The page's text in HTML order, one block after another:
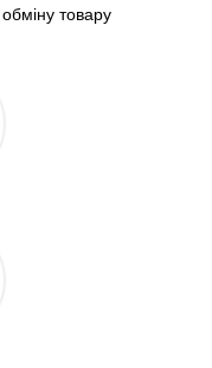
товару